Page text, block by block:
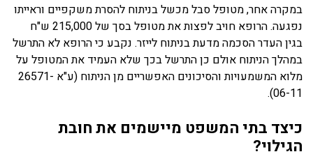
במקרה אחר, מטופל סבל מכשל בניתוח להסרת משקפיים וראייתו
נפגעה. הרופא חויב לפצות את מטופל בסך של 215,000 ש"ח
בגין העדר הסכמה מדעת בניתוח לייזר. נקבע כי הרופא לא התרשל
במהלך הניתוח אולם כן התרשל בכך שלא העמיד את המטופל על
מלוא המשמעויות והסיכונים האפשריים מן הניתוח (ע"א 26571-
06-11).
כיצד בתי המשפט מיישמים את חובת
הגילוי?